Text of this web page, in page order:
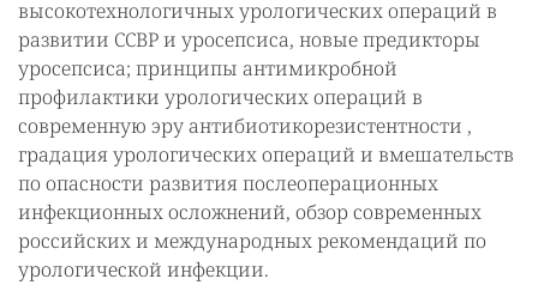
высокотехнологичных урологических операций в
развитии ССВР и уросепсиса, новые предикторы
уросепсиса; принципы антимикробной
профилактики урологических операций в
современную эру антибиотикорезистентности ,
градация урологических операций и вмешательств
по опасности развития послеоперационных
инфекционных осложнений, обзор современных
российских и международных рекомендаций по
урологической инфекции.